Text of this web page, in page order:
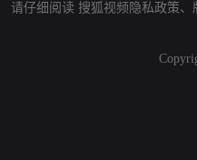
请仔细阅读 搜狐视频隐私政策、